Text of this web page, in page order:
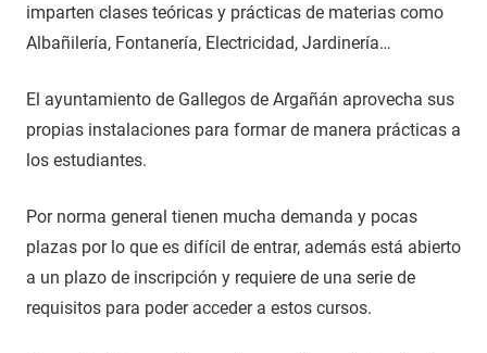
imparten clases teóricas y prácticas de materias como
Albañilería, Fontanería, Electricidad, Jardinería…
El ayuntamiento de Gallegos de Argañán aprovecha sus
propias instalaciones para formar de manera prácticas a
los estudiantes.
Por norma general tienen mucha demanda y pocas
plazas por lo que es difícil de entrar, además está abierto
a un plazo de inscripción y requiere de una serie de
requisitos para poder acceder a estos cursos.